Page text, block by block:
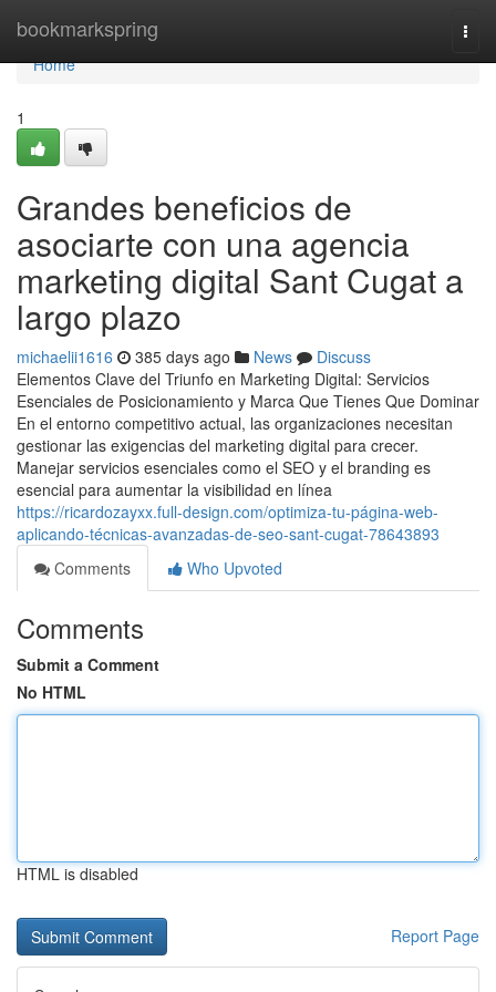
bookmarkspring
Home
Home
1
Grandes beneficios de
asociarte con una agencia
marketing digital Sant Cugat a
largo plazo
michaelii1616 385 days ago News
Discuss
Elementos Clave del Triunfo en Marketing Digital: Servicios
Esenciales de Posicionamiento y Marca Que Tienes Que Dominar
En el entorno competitivo actual, las organizaciones necesitan
gestionar las exigencias del marketing digital para crecer.
Manejar servicios esenciales como el SEO y el branding es
esencial para aumentar la visibilidad en línea
https://ricardozayxx.full-design.com/optimiza-tu-página-web-
aplicando-técnicas-avanzadas-de-seo-sant-cugat-78643893
Comments
Who Upvoted
Comments
Submit a Comment
No HTML
HTML is disabled
Report Page